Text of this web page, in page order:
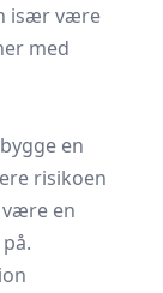
især være
med
en
risikoen
en